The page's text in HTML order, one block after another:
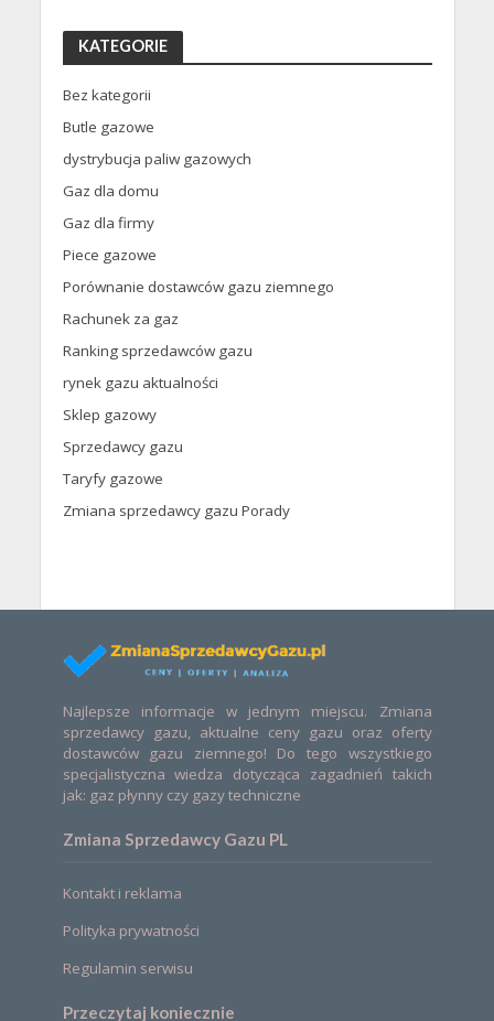
KATEGORIE
Bez kategorii
Butle gazowe
dystrybucja paliw gazowych
Gaz dla domu
Gaz dla firmy
Piece gazowe
Porównanie dostawców gazu ziemnego
Rachunek za gaz
Ranking sprzedawców gazu
rynek gazu aktualności
Sklep gazowy
Sprzedawcy gazu
Taryfy gazowe
Zmiana sprzedawcy gazu Porady
Najlepsze informacje w jednym miejscu. Zmiana
sprzedawcy gazu, aktualne ceny gazu oraz oferty
dostawców gazu ziemnego! Do tego wszystkiego
specjalistyczna wiedza dotycząca zagadnień takich
jak: gaz płynny czy gazy techniczne
Zmiana Sprzedawcy Gazu PL
Kontakt i reklama
Polityka prywatności
Regulamin serwisu
Przeczytaj koniecznie